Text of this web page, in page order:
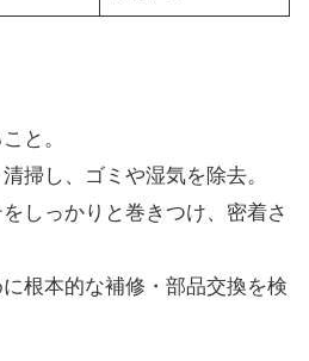
と。
掃し、ゴミや湿気を除去。
しっかりと巻きつけ、密着さ
根本的な補修・部品交換を検